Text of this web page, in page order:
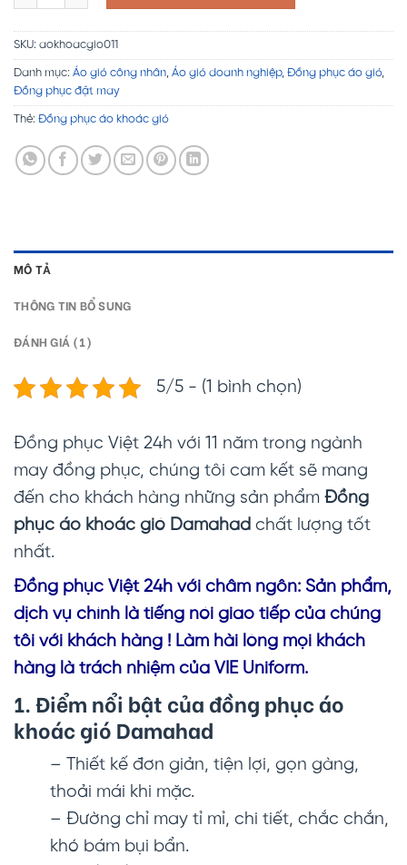
SKU: aokhoacgio011
Danh mục: Áo gió công nhân, Áo gió doanh nghiệp, Đồng phục áo gió,
Đồng phục đặt may
Thẻ: Đồng phục áo khoác gió
MÔ TẢ
THÔNG TIN BỔ SUNG
ĐÁNH GIÁ (1)
5/5 - (1 bình chọn)
Đồng phục Việt 24h với 11 năm trong ngành
may đồng phục, chúng tôi cam kết sẽ mang
đến cho khách hàng những sản phẩm Đồng
phục áo khoác gió Damahad chất lượng tốt
nhất.
Đồng phục Việt 24h với châm ngôn: Sản phẩm,
dịch vụ chính là tiếng nói giao tiếp của chúng
tôi với khách hàng ! Làm hài lòng mọi khách
hàng là trách nhiệm của VIE Uniform.
1. Điểm nổi bật của đồng phục áo
khoác gió Damahad
– Thiết kế đơn giản, tiện lợi, gọn gàng,
thoải mái khi mặc.
– Đường chỉ may tỉ mỉ, chi tiết, chắc chắn,
khó bám bụi bẩn.